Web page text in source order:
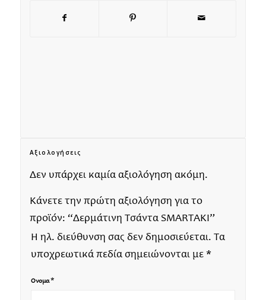
Αξιολογήσεις
Δεν υπάρχει καμία αξιολόγηση ακόμη.
Κάνετε την πρώτη αξιολόγηση για το
προϊόν: “Δερμάτινη Τσάντα SMARTAKI”
Η ηλ. διεύθυνση σας δεν δημοσιεύεται. Τα
υποχρεωτικά πεδία σημειώνονται με *
Όνομα*